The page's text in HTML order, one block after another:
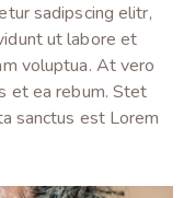
sadipscing elitr,
ut labore et
voluptua. At vero
et ea rebum. Stet
sanctus est Lorem